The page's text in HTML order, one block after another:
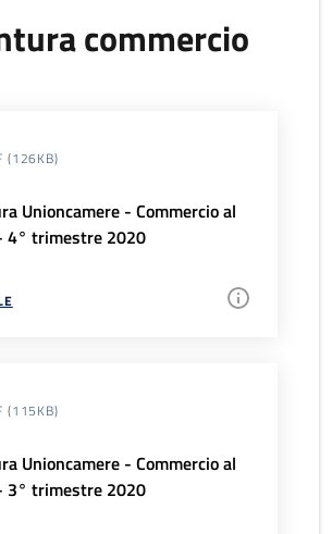
commercio
(126KB)
Unioncamere - Commercio al
4° trimestre 2020
(115KB)
Unioncamere - Commercio al
3° trimestre 2020